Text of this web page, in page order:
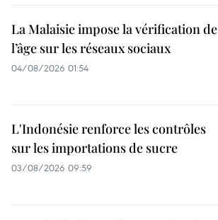
La Malaisie impose la vérification de
l’âge sur les réseaux sociaux
04/08/2026 01:54
L'Indonésie renforce les contrôles
sur les importations de sucre
03/08/2026 09:59